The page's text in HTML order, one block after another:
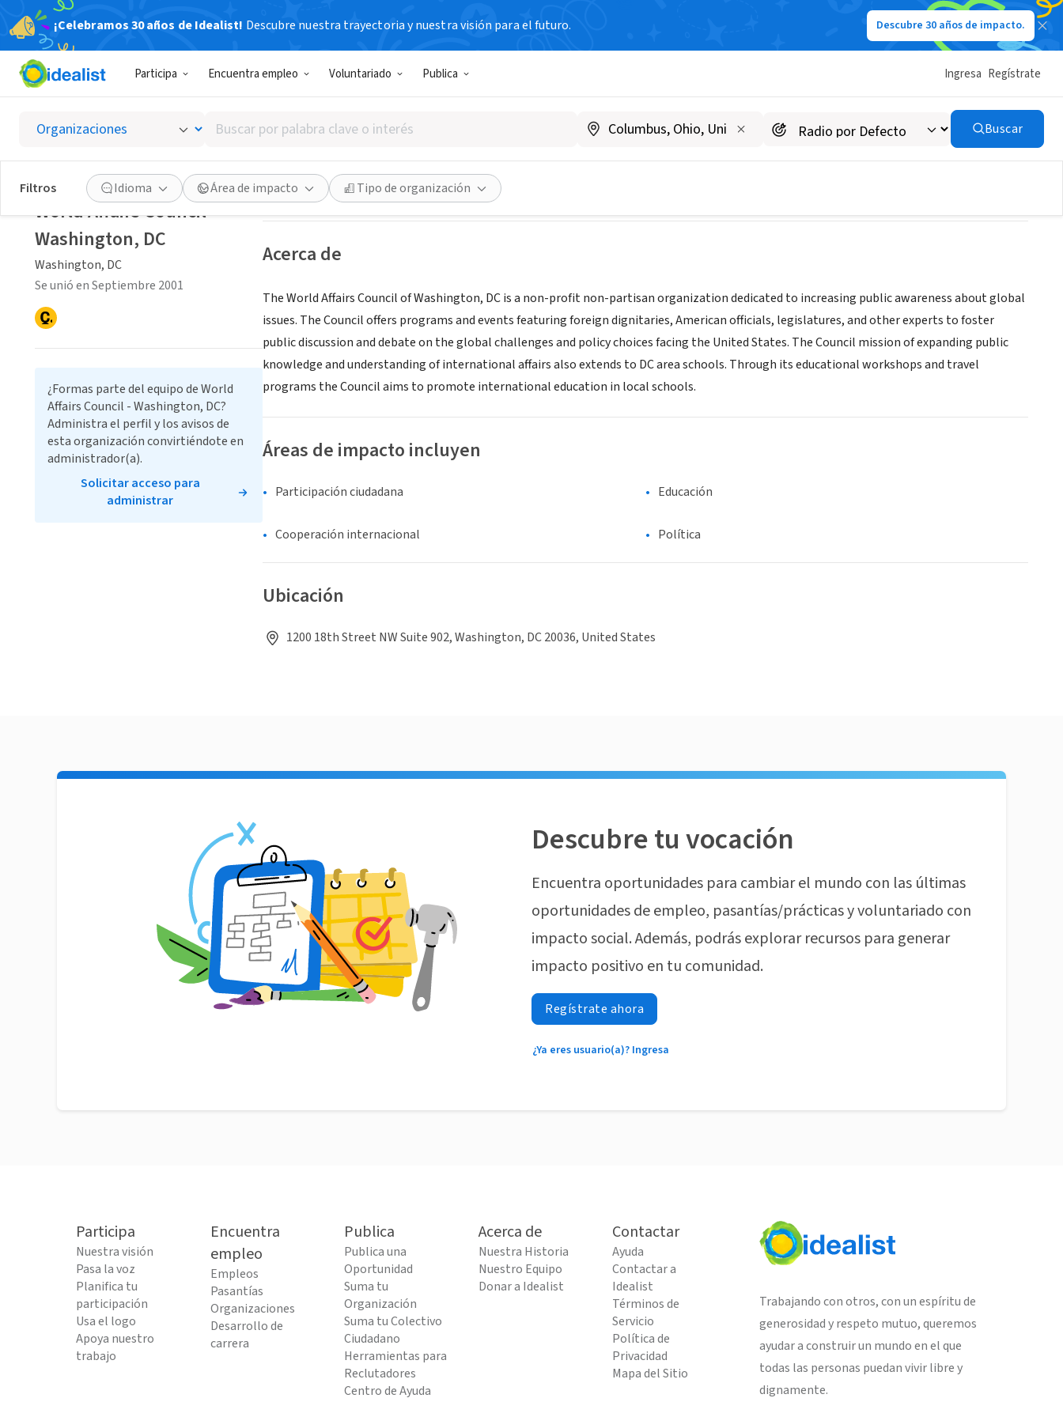
¡Celebramos 30 años de Idealist! Descubre nuestra trayectoria y nuestra visión para el futuro. Descubre 30 años de impacto.
Participa Encuentra empleo Voluntariado Publica Ingresa Regístrate
Buscar
por
palabra
clave
o
interés
Buscar
Filtros Idioma Área de impacto Tipo de organización
World Affairs Council - Washington, DC
Washington, DC|www.worldaffairsdc.org
Guardar Compartir
Acerca de
The World Affairs Council of Washington, DC is a non-profit non-partisan organization dedicated to increasing public awareness about global
issues. The Council offers programs and events featuring foreign dignitaries, American officials, legislatures, and other experts to foster
public discussion and debate on the global challenges and policy choices facing the United States. The Council mission of expanding public
knowledge and understanding of international affairs also extends to DC area schools. Through its educational workshops and travel
programs the Council aims to promote international education in local schools.
Áreas de impacto incluyen
Participación ciudadana Educación
Cooperación internacional Política
Ubicación
1200 18th Street NW Suite 902, Washington, DC 20036, United States
World Affairs Council -
Washington, DC
Washington, DC
Se unió en Septiembre 2001
¿Formas parte del equipo de World
Affairs Council - Washington, DC?
Administra el perfil y los avisos de
esta organización convirtiéndote en
administrador(a).
Solicitar acceso para
administrar
Descubre tu vocación
Encuentra oportunidades para cambiar el mundo con las últimas
oportunidades de empleo, pasantías/prácticas y voluntariado con
impacto social. Además, podrás explorar recursos para generar
impacto positivo en tu comunidad.
Regístrate ahora
¿Ya eres usuario(a)? Ingresa
Participa
Nuestra visión
Pasa la voz
Planifica tu
participación
Usa el logo
Apoya nuestro
trabajo
Encuentra
empleo
Empleos
Pasantías
Organizaciones
Desarrollo de
carrera
Publica
Publica una
Oportunidad
Suma tu
Organización
Suma tu Colectivo
Ciudadano
Herramientas para
Reclutadores
Centro de Ayuda
Acerca de
Nuestra Historia
Nuestro Equipo
Donar a Idealist
Contactar
Ayuda
Contactar a
Idealist
Términos de
Servicio
Política de
Privacidad
Mapa del Sitio
Trabajando con otros, con un espíritu de
generosidad y respeto mutuo, queremos
ayudar a construir un mundo en el que
todas las personas puedan vivir libre y
dignamente.